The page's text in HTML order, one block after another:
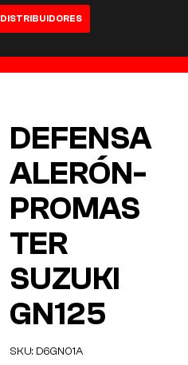
DISTRIBUIDORES
DEFENSA
ALERÓN-
PROMAS
TER
SUZUKI
GN125
SKU: D6GN01A